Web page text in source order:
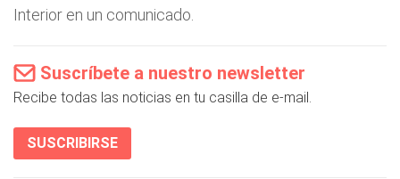
Interior en un comunicado.
Suscríbete a nuestro newsletter
Recibe todas las noticias en tu casilla de e-mail.
SUSCRIBIRSE